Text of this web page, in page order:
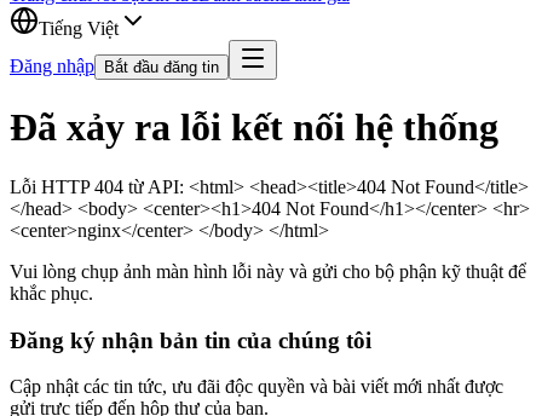
Tiếng Việt
Đăng nhập
Bắt đầu đăng tin
Đã xảy ra lỗi kết nối hệ thống
Lỗi HTTP 404 từ API: <html> <head><title>404 Not Found</title>
</head> <body> <center><h1>404 Not Found</h1></center> <hr>
<center>nginx</center> </body> </html>
Vui lòng chụp ảnh màn hình lỗi này và gửi cho bộ phận kỹ thuật để
khắc phục.
Đăng ký nhận bản tin của chúng tôi
Cập nhật các tin tức, ưu đãi độc quyền và bài viết mới nhất được
gửi trực tiếp đến hộp thư của bạn.